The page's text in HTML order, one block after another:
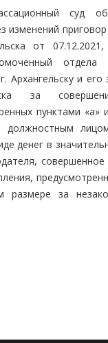
суд
изменений
от
Архангельску и
за
пунктами
должностным
денег в
за